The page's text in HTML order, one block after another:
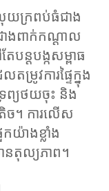
យក្រពប់ធំជាង
ងពាក់កណ្ដាល
ន្តបង្កសម្ពាធ
ម្រូវការផ្ទៃក្នុង
ព្យថយចុះ និង
ច។ ការលើស
យ៉ាងខ្លាំង
ានតុល្យភាព។